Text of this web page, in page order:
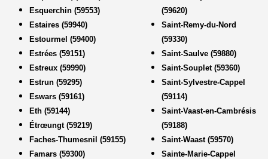
Esquerchin (59553)
Estaires (59940)
Estourmel (59400)
Estrées (59151)
Estreux (59990)
Estrun (59295)
Eswars (59161)
Eth (59144)
Étrœungt (59219)
Faches-Thumesnil (59155)
Famars (59300)
(59620)
Saint-Remy-du-Nord
(59330)
Saint-Saulve (59880)
Saint-Souplet (59360)
Saint-Sylvestre-Cappel
(59114)
Saint-Vaast-en-Cambrésis
(59188)
Saint-Waast (59570)
Sainte-Marie-Cappel